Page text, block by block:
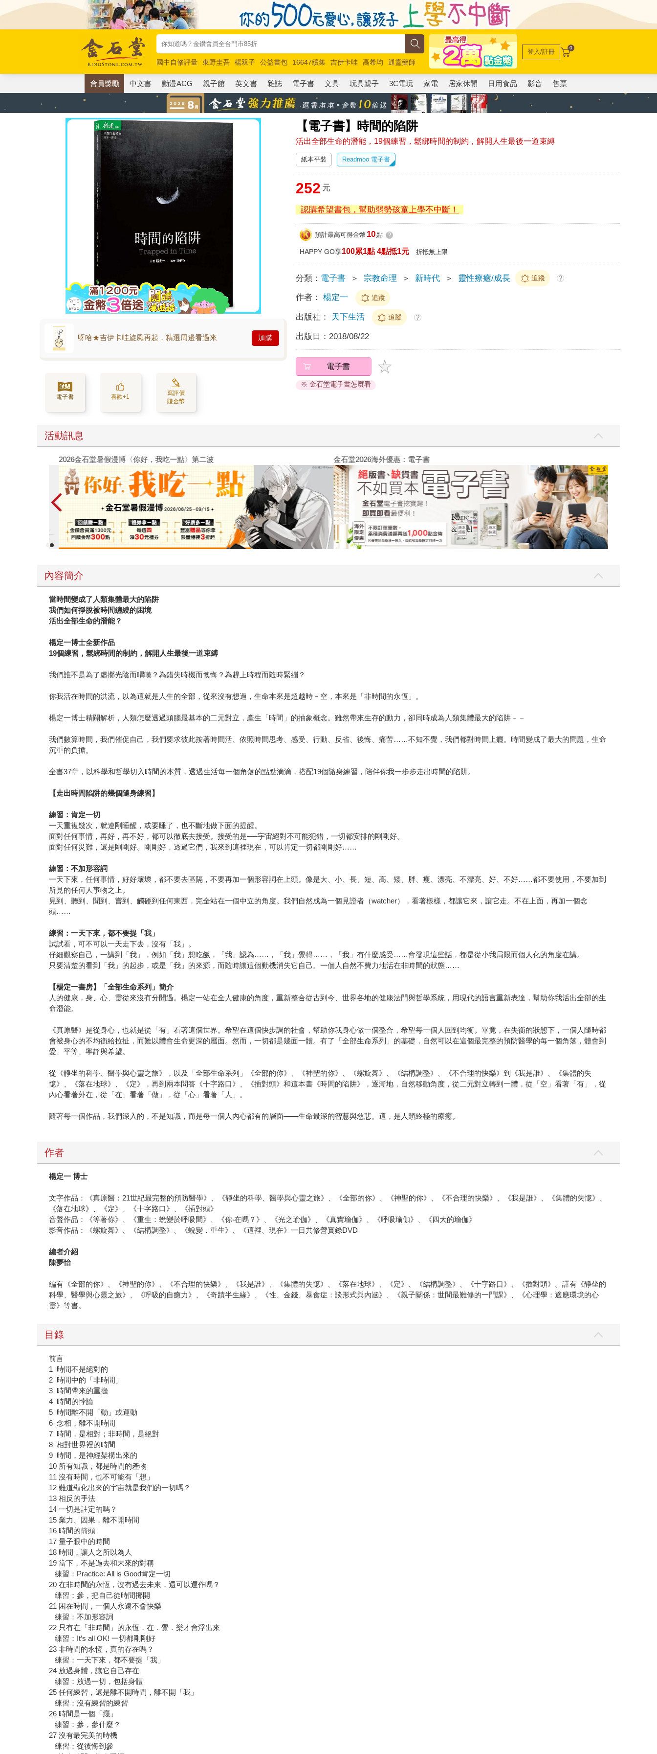
國中自修評量 東野圭吾 楊双子 公益書包 16647續集 吉伊卡哇 高希均
通靈藥師
唯紅花綻放
奧德賽 路邊攤新作 馬斯克 玩具總動員5 超慢跑
登入/註冊 0
會員獎勵 中文書 動漫ACG 親子館 英文書 雜誌 電子書 文具 玩具親子 3C電玩 家電 居家休閒 日用食品 影音 售票
【電子書】時間的陷阱
活出全部生命的潛能，19個練習，鬆綁時間的制約，解開人生最後一道束縛
呀哈★吉伊卡哇旋風再起，精選周邊看過來 加購
電子書 喜歡+1
寫評價
賺金幣
紙本平裝 Readmoo 電子書
252 元
認購希望書包，幫助弱勢孩童上學不中斷！
預計最高可得金幣 10點 ?
HAPPY GO享100累1點 4點抵1元 折抵無上限
分類： 電子書 ＞ 宗教命理 ＞ 新時代 ＞ 靈性療癒/成長 追蹤 ?
作者： 楊定一 追蹤
出版社： 天下生活 追蹤 ?
出版日： 2018/08/22
電子書
※ 金石堂電子書怎麼看
活動訊息
2026金石堂暑假漫博〈你好，我吃一點〉第二波 金石堂2026海外優惠：電子書
內容簡介
當時間變成了人類集體最大的陷阱
我們如何掙脫被時間纏繞的困境
活出全部生命的潛能？
楊定一博士全新作品
19個練習，鬆綁時間的制約，解開人生最後一道束縛
我們誰不是為了虛擲光陰而喟嘆？為錯失時機而懊悔？為趕上時程而隨時緊繃？
你我活在時間的洪流，以為這就是人生的全部，從來沒有想過，生命本來是超越時－空，本來是「非時間的永恆」。
楊定一博士精闢解析，人類怎麼透過頭腦最基本的二元對立，產生「時間」的抽象概念。雖然帶來生存的動力，卻同時成為人類集體最大的陷阱－－
我們數算時間，我們催促自己，我們要求彼此按著時間活、依照時間思考、感受、行動、反省、後悔、痛苦……不知不覺，我們都對時間上癮。時間變成了最大的問題，生命
沉重的負擔。
全書37章，以科學和哲學切入時間的本質，透過生活每一個角落的點點滴滴，搭配19個隨身練習，陪伴你我一步步走出時間的陷阱。
【走出時間陷阱的幾個隨身練習】
練習：肯定一切
一天重複幾次，就連剛睡醒，或要睡了，也不斷地做下面的提醒。
面對任何事情，再好，再不好，都可以徹底去接受。接受的是──宇宙絕對不可能犯錯，一切都安排的剛剛好。
面對任何災難，還是剛剛好。剛剛好，透過它們，我來到這裡現在，可以肯定一切都剛剛好……
練習：不加形容詞
一天下來，任何事情，好好壞壞，都不要去區隔，不要再加一個形容詞在上頭。像是大、小、長、短、高、矮、胖、瘦、漂亮、不漂亮、好、不好……都不要使用，不要加到
所見的任何人事物之上。
見到、聽到、聞到、嘗到、觸碰到任何東西，完全站在一個中立的角度。我們自然成為一個見證者（watcher），看著樣樣，都讓它來，讓它走。不在上面，再加一個念
頭……
練習：一天下來，都不要提「我」
試試看，可不可以一天走下去，沒有「我」。
仔細觀察自己，一講到「我」，例如「我」想吃飯，「我」認為……，「我」覺得……，「我」有什麼感受……會發現這些話，都是從小我局限而個人化的角度在講。
只要清楚的看到「我」的起步，或是「我」的來源，而隨時讓這個動機消失它自己。一個人自然不費力地活在非時間的狀態……
【楊定一書房】「全部生命系列」簡介
人的健康，身、心、靈從來沒有分開過。楊定一站在全人健康的角度，重新整合從古到今、世界各地的健康法門與哲學系統，用現代的語言重新表達，幫助你我活出全部的生
命潛能。
《真原醫》是從身心，也就是從「有」看著這個世界。希望在這個快步調的社會，幫助你我身心做一個整合，希望每一個人回到均衡。畢竟，在失衡的狀態下，一個人隨時都
會被身心的不均衡給拉扯，而難以體會生命更深的層面。然而，一切都是幾面一體。有了「全部生命系列」的基礎，自然可以在這個最完整的預防醫學的每一個角落，體會到
愛、平等、寧靜與希望。
從《靜坐的科學、醫學與心靈之旅》，以及「全部生命系列」《全部的你》、《神聖的你》、《螺旋舞》、《結構調整》、《不合理的快樂》到《我是誰》、《集體的失
憶》、《落在地球》、《定》，再到兩本問答《十字路口》、《插對頭》和這本書《時間的陷阱》，逐漸地，自然移動角度，從二元對立轉到一體，從「空」看著「有」，從
內心看著外在，從「在」看著「做」，從「心」看著「人」。
隨著每一個作品，我們深入的，不是知識，而是每一個人內心都有的層面——生命最深的智慧與慈悲。這，是人類終極的療癒。
作者
楊定一 博士
文字作品：《真原醫：21世紀最完整的預防醫學》、《靜坐的科學、醫學與心靈之旅》、《全部的你》、《神聖的你》、《不合理的快樂》、《我是誰》、《集體的失憶》、
《落在地球》、《定》、《十字路口》、《插對頭》
音聲作品：《等著你》、《重生：蛻變於呼吸間》、《你‧在嗎？》、《光之瑜伽》、《真實瑜伽》、《呼吸瑜伽》、《四大的瑜伽》
影音作品：《螺旋舞》、《結構調整》、《蛻變．重生》、《這裡、現在》一日共修營實錄DVD
編者介紹
陳夢怡
編有《全部的你》、《神聖的你》、《不合理的快樂》、《我是誰》、《集體的失憶》、《落在地球》、《定》、《結構調整》、《十字路口》、《插對頭》。譯有《靜坐的
科學、醫學與心靈之旅》、《呼吸的自癒力》、《奇蹟半生緣》、《性、金錢、暴食症：談形式與內涵》、《親子關係：世間最難修的一門課》、《心理學：適應環境的心
靈》等書。
目錄
前言
1 時間不是絕對的
2 時間中的「非時間」
3 時間帶來的重擔
4 時間的悖論
5 時間離不開「動」或運動
6 念相，離不開時間
7 時間，是相對；非時間，是絕對
8 相對世界裡的時間
9 時間，是神經架構出來的
10 所有知識，都是時間的產物
11 沒有時間，也不可能有「想」
12 難道顯化出來的宇宙就是我們的一切嗎？
13 相反的手法
14 一切是註定的嗎？
15 業力、因果，離不開時間
16 時間的箭頭
17 量子眼中的時間
18 時間，讓人之所以為人
19 當下，不是過去和未來的對稱
練習：Practice: All is Good肯定一切
20 在非時間的永恆，沒有過去未來，還可以運作嗎？
練習：參，把自己從時間挪開
21 困在時間，一個人永遠不會快樂
練習：不加形容詞
22 只有在「非時間」的永恆，在．覺．樂才會浮出來
練習：It’s all OK! 一切都剛剛好
23 非時間的永恆，真的存在嗎？
練習：一天下來，都不要提「我」
24 放過身體，讓它自己存在
練習：放過一切，包括身體
25 任何練習，還是離不開時間，離不開「我」
練習：沒有練習的練習
26 時間是一個「癮」
練習：參，參什麼？
27 沒有最完美的時機
練習：從後悔到參